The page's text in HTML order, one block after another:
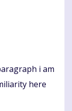
i am
here